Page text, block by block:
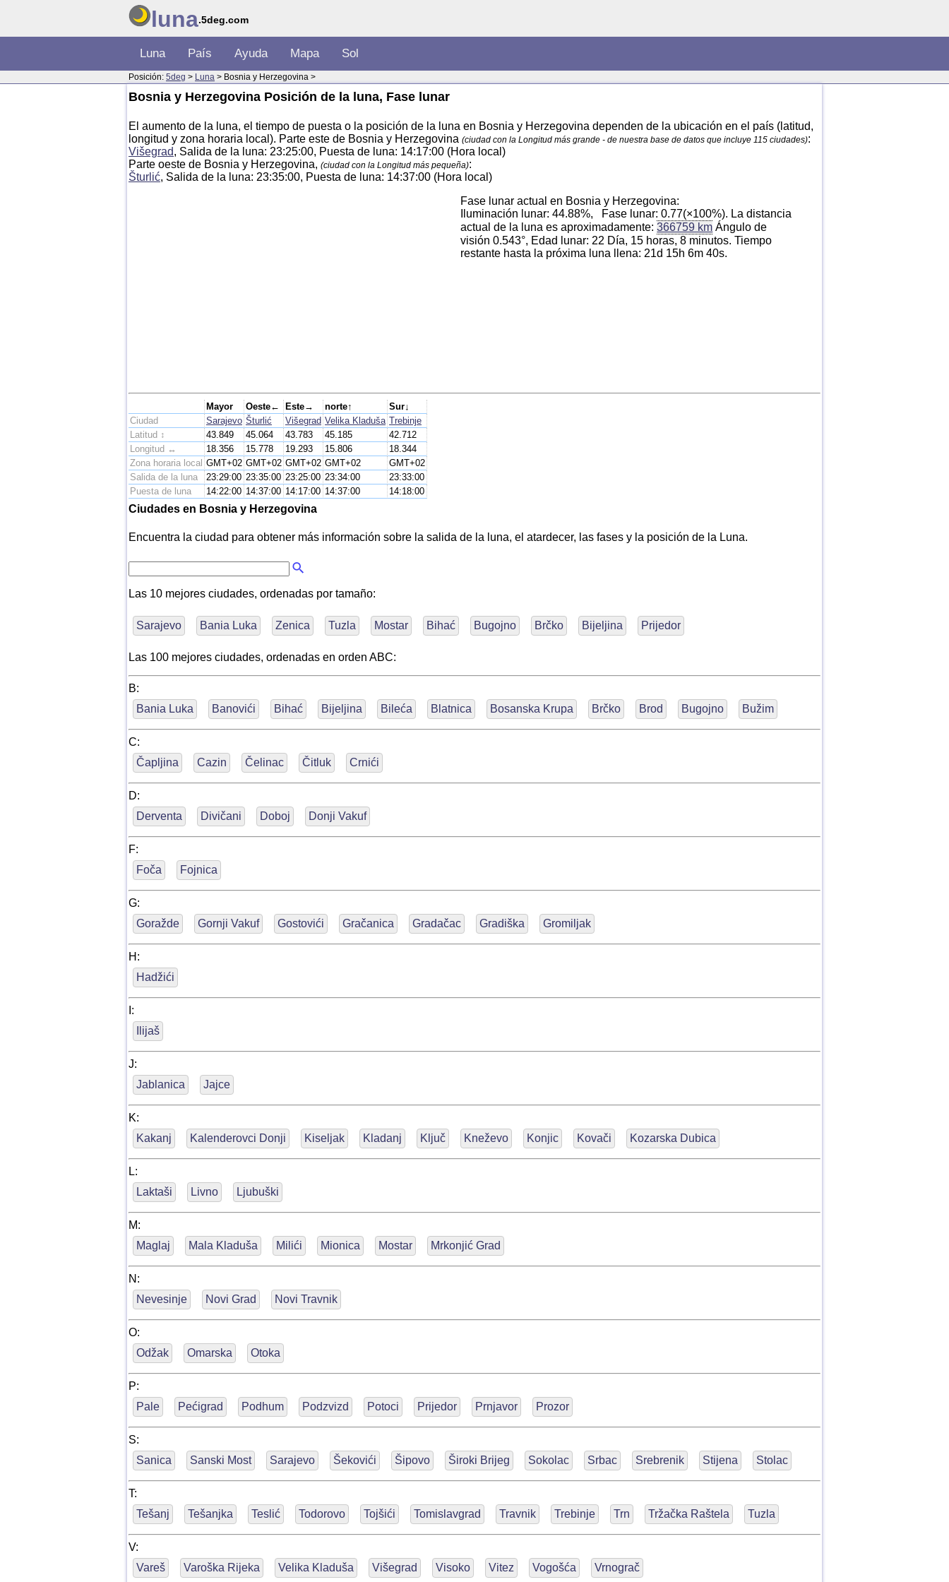
luna.5deg.com
Luna País Ayuda Mapa Sol
Posición: 5deg > Luna > Bosnia y Herzegovina >
Bosnia y Herzegovina Posición de la luna, Fase lunar
El aumento de la luna, el tiempo de puesta o la posición de la luna en Bosnia y Herzegovina dependen de la ubicación en el país (latitud,
longitud y zona horaria local). Parte este de Bosnia y Herzegovina (ciudad con la Longitud más grande - de nuestra base de datos que incluye 115 ciudades):
Višegrad, Salida de la luna: 23:25:00, Puesta de luna: 14:17:00 (Hora local)
Parte oeste de Bosnia y Herzegovina, (ciudad con la Longitud más pequeña):
Šturlić, Salida de la luna: 23:35:00, Puesta de luna: 14:37:00 (Hora local)
Fase lunar actual en Bosnia y Herzegovina:
Iluminación lunar: 44.88%, Fase lunar: 0.77(×100%). La distancia
actual de la luna es aproximadamente:366759 km Ángulo de
visión 0.543°, Edad lunar: 22 Día, 15 horas, 8 minutos. Tiempo
restante hasta la próxima luna llena: 21d 15h 6m 40s.
Mayor Oeste← Este→ norte↑
Sur↓
Ciudad
Sarajevo Šturlić Višegrad Velika Kladuša Trebinje
Latitud ↕
43.849 45.064 43.783 45.185
42.712
Longitud ↔
18.356 15.778 19.293 15.806
18.344
Zona horaria local GMT+02 GMT+02 GMT+02 GMT+02
GMT+02
Salida de la luna
23:29:00 23:35:00 23:25:00 23:34:00
23:33:00
Puesta de luna
14:22:00 14:37:00 14:17:00 14:37:00 14:18:00
Ciudades en Bosnia y Herzegovina
Encuentra la ciudad para obtener más información sobre la salida de la luna, el atardecer, las fases y la posición de la Luna.
Las 10 mejores ciudades, ordenadas por tamaño:
Sarajevo Bania Luka Zenica Tuzla Mostar Bihać Bugojno Brčko Bijeljina Prijedor
Las 100 mejores ciudades, ordenadas en orden ABC:
B:
Bania Luka
Banovići Bihać Bijeljina Bileća Blatnica Bosanska Krupa Brčko Brod Bugojno Bužim
C:
Čapljina
Cazin Čelinac Čitluk Crnići
D:
Derventa
Divičani Doboj Donji Vakuf
F:
Foča
Fojnica
G:
Goražde
Gornji Vakuf Gostovići Gračanica Gradačac Gradiška Gromiljak
H:
Hadžići
I:
Ilijaš
J:
Jablanica
Jajce
K:
Kakanj
Kalenderovci Donji Kiseljak Kladanj Ključ Kneževo Konjic Kovači Kozarska Dubica
L:
Laktaši
Livno Ljubuški
M:
Maglaj
Mala Kladuša Milići Mionica Mostar Mrkonjić Grad
N:
Nevesinje
Novi Grad Novi Travnik
O:
Odžak
Omarska Otoka
P:
Pale
Pećigrad Podhum Podzvizd Potoci Prijedor Prnjavor Prozor
S:
Sanica
Sanski Most Sarajevo Šekovići Šipovo Široki Brijeg Sokolac Srbac Srebrenik Stijena Stolac
T:
Tešanj
Tešanjka Teslić Todorovo Tojšići Tomislavgrad Travnik Trebinje Trn Tržačka Raštela Tuzla
V:
Vareš
Varoška Rijeka Velika Kladuša Višegrad Visoko Vitez Vogošća Vrnograč